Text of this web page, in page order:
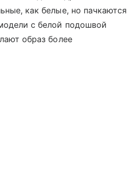
как белые, но пачкаются
с белой подошвой
образ более